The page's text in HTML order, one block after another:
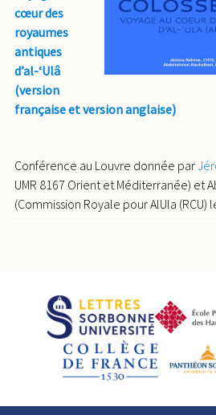
cœur des
royaumes
antiques
d’al-‘Ulâ
(version
française et version anglaise)
Conférence au Louvre donnée par
UMR 8167 Orient et Méditerranée) et
(Commission Royale pour AlUla (RCU)